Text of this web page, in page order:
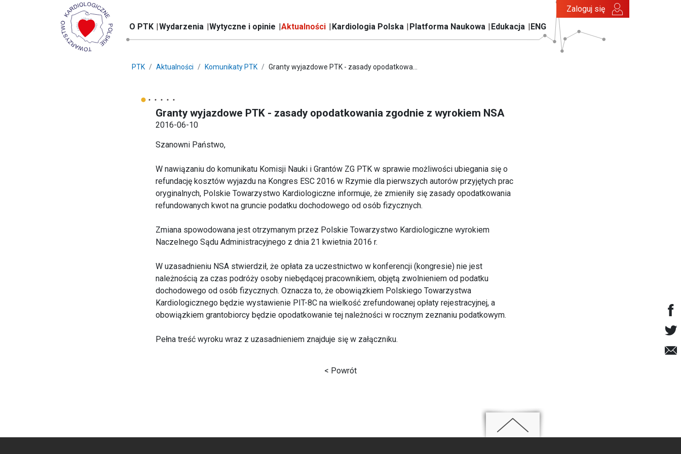
O PTK Wydarzenia Wytyczne i opinie Aktualności Kardiologia Polska Platforma Naukowa Edukacja ENG
Zaloguj się
PTK Aktualności Komunikaty PTK Granty wyjazdowe PTK - zasady opodatkowa...
Granty wyjazdowe PTK - zasady opodatkowania zgodnie z wyrokiem NSA
2016-06-10
Szanowni Państwo,
W nawiązaniu do komunikatu Komisji Nauki i Grantów ZG PTK w sprawie możliwości ubiegania się o
refundację kosztów wyjazdu na Kongres ESC 2016 w Rzymie dla pierwszych autorów przyjętych prac
oryginalnych, Polskie Towarzystwo Kardiologiczne informuje, że zmieniły się zasady opodatkowania
refundowanych kwot na gruncie podatku dochodowego od osób fizycznych.
Zmiana spowodowana jest otrzymanym przez Polskie Towarzystwo Kardiologiczne wyrokiem
Naczelnego Sądu Administracyjnego z dnia 21 kwietnia 2016 r.
W uzasadnieniu NSA stwierdził, że opłata za uczestnictwo w konferencji (kongresie) nie jest
należnością za czas podróży osoby niebędącej pracownikiem, objętą zwolnieniem od podatku
dochodowego od osób fizycznych. Oznacza to, że obowiązkiem Polskiego Towarzystwa
Kardiologicznego będzie wystawienie PIT-8C na wielkość zrefundowanej opłaty rejestracyjnej, a
obowiązkiem grantobiorcy będzie opodatkowanie tej należności w rocznym zeznaniu podatkowym.
Pełna treść wyroku wraz z uzasadnieniem znajduje się w załączniku.
< Powrót